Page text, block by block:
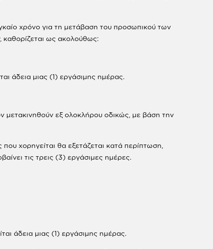
χρόνο για τη μετάβαση του προσωπικού των
καθορίζεται ως ακολούθως:
άδεια μιας (1) εργάσιμης ημέρας.
μετακινηθούν εξ ολοκλήρου οδικώς, με βάση την
χορηγείται θα εξετάζεται κατά περίπτωση,
τις τρεις (3) εργάσιμες ημέρες.
άδεια μιας (1) εργάσιμης ημέρας.